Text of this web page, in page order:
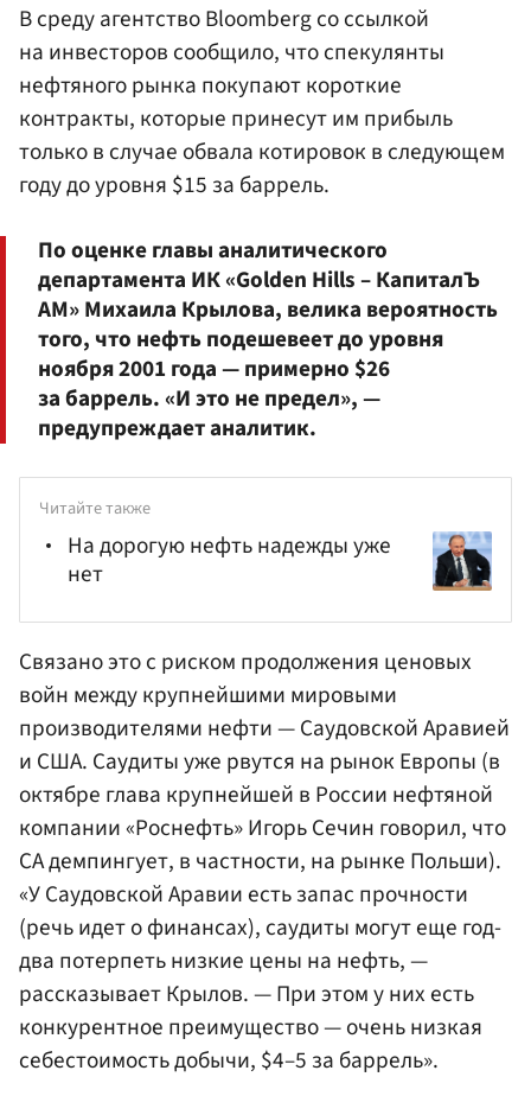
В среду агентство Bloomberg со ссылкой
на инвесторов сообщило, что спекулянты
нефтяного рынка покупают короткие
контракты, которые принесут им прибыль
только в случае обвала котировок в следующем
году до уровня $15 за баррель.
По оценке главы аналитического
департамента ИК «Golden Hills – КапиталЪ
АМ» Михаила Крылова, велика вероятность
того, что нефть подешевеет до уровня
ноября 2001 года — примерно $26
за баррель. «И это не предел», —
предупреждает аналитик.
Читайте также
На дорогую нефть надежды уже
нет
Связано это с риском продолжения ценовых
войн между крупнейшими мировыми
производителями нефти — Саудовской Аравией
и США. Саудиты уже рвутся на рынок Европы (в
октябре глава крупнейшей в России нефтяной
компании «Роснефть»Игорь Сечин говорил, что
СА демпингует, в частности, на рынке Польши).
«У Саудовской Аравии есть запас прочности
(речь идет о финансах), саудиты могут еще год-
два потерпеть низкие цены на нефть, —
рассказывает Крылов. — При этом у них есть
конкурентное преимущество — очень низкая
себестоимость добычи, $4–5 за баррель».